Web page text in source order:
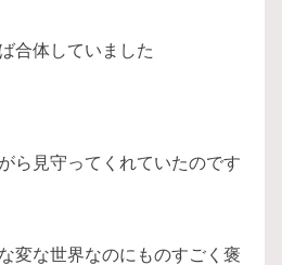
合体していました
ら見守ってくれていたのです
変な世界なのにものすごく褒